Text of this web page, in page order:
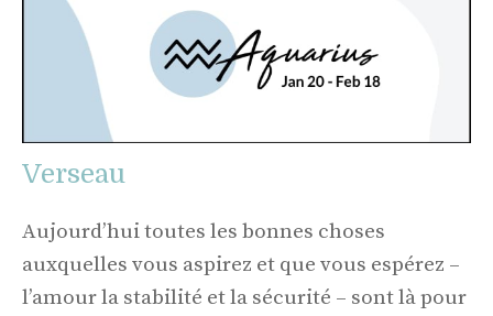
Verseau
Aujourd’hui toutes les bonnes choses
auxquelles vous aspirez et que vous espérez –
l’amour la stabilité et la sécurité – sont là pour